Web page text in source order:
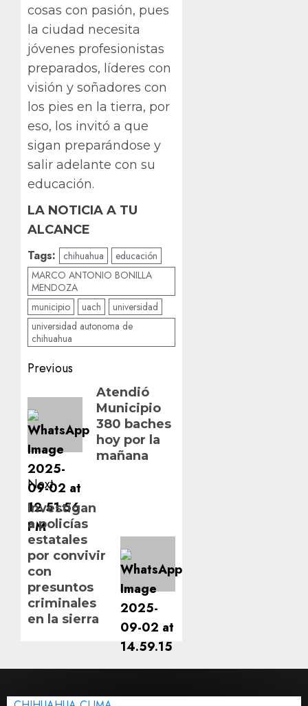
cosas con pasión, pues
la ciudad necesita
jóvenes profesionistas
preparados, líderes con
visión y soñadores con
los pies en la tierra, por
eso, los invitó a que
sigan preparándose y
salir adelante con su
educación.
LA NOTICIA A TU
ALCANCE
Tags: chihuahua
educación
MARCO ANTONIO BONILLA
MENDOZA
municipio
uach
universidad
universidad autonoma de
chihuahua
Post
navigation
Previous
Previous
post:
Atendió
Municipio
380 baches
hoy por la
mañana
Next
Next
post:
Investigan
a policías
estatales
por convivir
con
presuntos
criminales
en la sierra